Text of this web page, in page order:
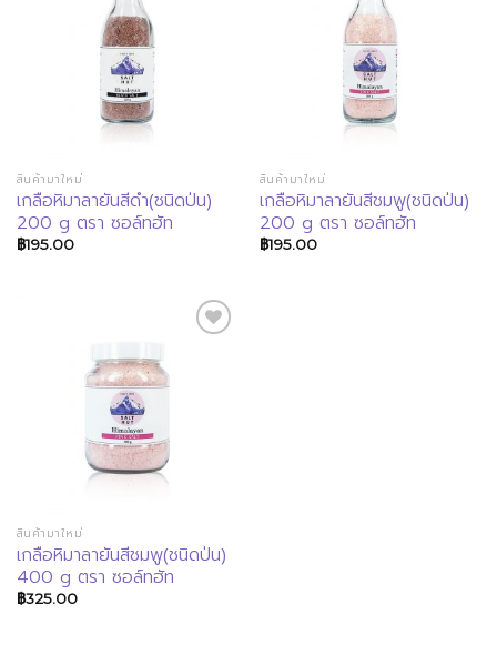
สินค้ามาใหม่
เกลือหิมาลายันสีดำ(ชนิดป่น)
200 g ตรา ซอล์ทฮัท
฿195.00
สินค้ามาใหม่
เกลือหิมาลายันสีชมพู(ชนิดป่น)
200 g ตรา ซอล์ทฮัท
฿195.00
สินค้ามาใหม่
เกลือหิมาลายันสีชมพู(ชนิดป่น)
400 g ตรา ซอล์ทฮัท
฿325.00